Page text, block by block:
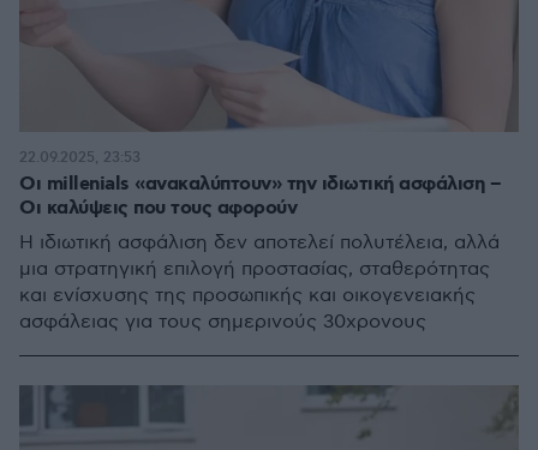
Οι millenials «ανακαλύπτουν» την ιδιωτική ασφάλιση –
Οι καλύψεις που τους αφορούν
Η ιδιωτική ασφάλιση δεν αποτελεί πολυτέλεια, αλλά
μια στρατηγική επιλογή προστασίας, σταθερότητας
και ενίσχυσης της προσωπικής και οικογενειακής
ασφάλειας για τους σημερινούς 30χρονους
22.09.2025, 23:53